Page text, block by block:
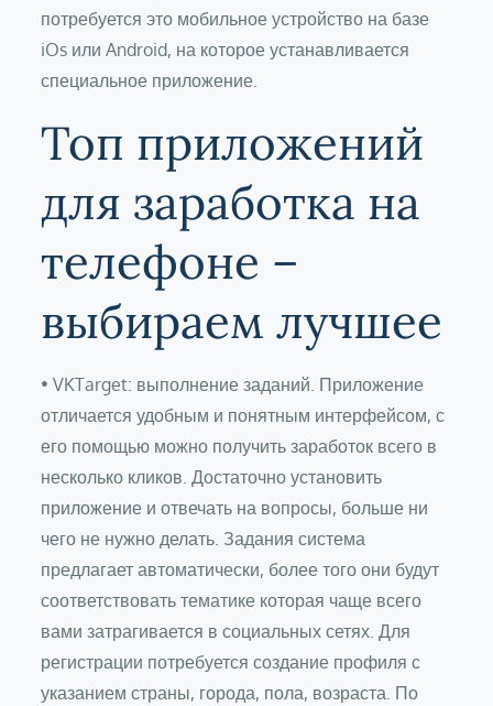
потребуется это мобильное устройство на базе
iOs или Android, на которое устанавливается
специальное приложение.
Топ приложений
для заработка на
телефоне –
выбираем лучшее
• VKTarget: выполнение заданий. Приложение
отличается удобным и понятным интерфейсом, с
его помощью можно получить заработок всего в
несколько кликов. Достаточно установить
приложение и отвечать на вопросы, больше ни
чего не нужно делать. Задания система
предлагает автоматически, более того они будут
соответствовать тематике которая чаще всего
вами затрагивается в социальных сетях. Для
регистрации потребуется создание профиля с
указанием страны, города, пола, возраста. По